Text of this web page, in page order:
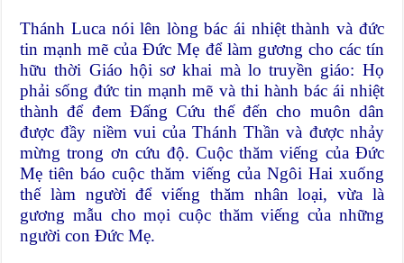
Thánh Luca nói lên lòng bác ái nhiệt thành và đức
tin mạnh mẽ của Đức Mẹ để làm gương cho các tín
hữu thời Giáo hội sơ khai mà lo truyền giáo: Họ
phải sống đức tin mạnh mẽ và thi hành bác ái nhiệt
thành để đem Đấng Cứu thế đến cho muôn dân
được đầy niềm vui của Thánh Thần và được nhảy
mừng trong ơn cứu độ. Cuộc thăm viếng của Đức
Mẹ tiên báo cuộc thăm viếng của Ngôi Hai xuống
thế làm người để viếng thăm nhân loại, vừa là
gương mẫu cho mọi cuộc thăm viếng của những
người con Đức Mẹ.